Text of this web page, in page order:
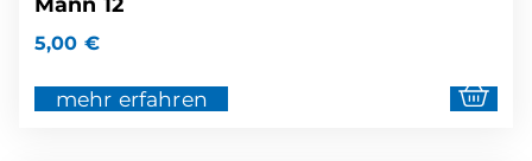
5,00 €
mehr erfahren